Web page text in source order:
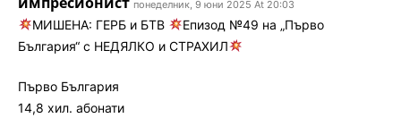
понеделник, 9 юни 2025 At 20:03
МИШЕНА: ГЕРБ и БТВ
Епизод №49 на „Първо
България“ с НЕДЯЛКО и СТРАХИЛ
Първо България
14,8 хил. абонати